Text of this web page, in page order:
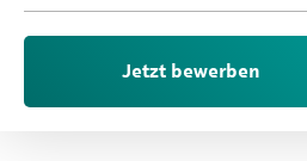
Jetzt bewerben